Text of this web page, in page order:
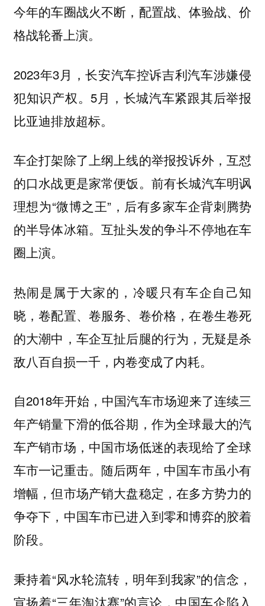
今年的车圈战火不断，配置战、体验战、价
格战轮番上演。
2023年3月，长安汽车控诉吉利汽车涉嫌侵
犯知识产权。5月，长城汽车紧跟其后举报
比亚迪排放超标。
车企打架除了上纲上线的举报投诉外，互怼
的口水战更是家常便饭。前有长城汽车明讽
理想为“微博之王”，后有多家车企背刺腾势
的半导体冰箱。互扯头发的争斗不停地在车
圈上演。
热闹是属于大家的，冷暖只有车企自己知
晓，卷配置、卷服务、卷价格，在卷生卷死
的大潮中，车企互扯后腿的行为，无疑是杀
敌八百自损一千，内卷变成了内耗。
自2018年开始，中国汽车市场迎来了连续三
年产销量下滑的低谷期，作为全球最大的汽
车产销市场，中国市场低迷的表现给了全球
车市一记重击。随后两年，中国车市虽小有
增幅，但市场产销大盘稳定，在多方势力的
争夺下，中国车市已进入到零和博弈的胶着
阶段。
秉持着“风水轮流转，明年到我家”的信念，
宣扬着“三年淘汰赛”的言论，中国车企陷入